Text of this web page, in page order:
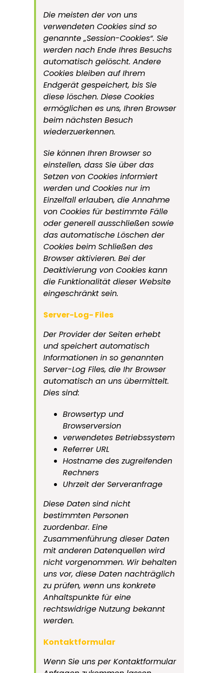
Die meisten der von uns
verwendeten Cookies sind so
genannte „Session-Cookies“. Sie
werden nach Ende Ihres Besuchs
automatisch gelöscht. Andere
Cookies bleiben auf Ihrem
Endgerät gespeichert, bis Sie
diese löschen. Diese Cookies
ermöglichen es uns, Ihren Browser
beim nächsten Besuch
wiederzuerkennen.
Sie können Ihren Browser so
einstellen, dass Sie über das
Setzen von Cookies informiert
werden und Cookies nur im
Einzelfall erlauben, die Annahme
von Cookies für bestimmte Fälle
oder generell ausschließen sowie
das automatische Löschen der
Cookies beim Schließen des
Browser aktivieren. Bei der
Deaktivierung von Cookies kann
die Funktionalität dieser Website
eingeschränkt sein.
Server-Log- Files
Der Provider der Seiten erhebt
und speichert automatisch
Informationen in so genannten
Server-Log Files, die Ihr Browser
automatisch an uns übermittelt.
Dies sind:
Browsertyp und
Browserversion
verwendetes Betriebssystem
Referrer URL
Hostname des zugreifenden
Rechners
Uhrzeit der Serveranfrage
Diese Daten sind nicht
bestimmten Personen
zuordenbar. Eine
Zusammenführung dieser Daten
mit anderen Datenquellen wird
nicht vorgenommen. Wir behalten
uns vor, diese Daten nachträglich
zu prüfen, wenn uns konkrete
Anhaltspunkte für eine
rechtswidrige Nutzung bekannt
werden.
Kontaktformular
Wenn Sie uns per Kontaktformular